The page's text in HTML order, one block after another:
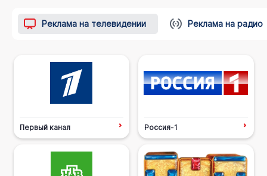
Реклама на телевидении Реклама на радио
Первый канал Россия-1